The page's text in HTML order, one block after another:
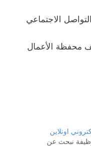
الاجتماعي
محفظة الأعمال
اونلاين
نبحث عن